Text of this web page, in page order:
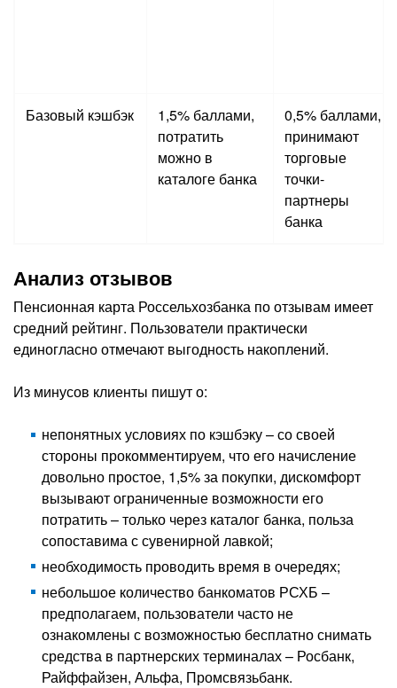
Базовый кэшбэк
1,5% баллами,
потратить
можно в
каталоге банка
0,5% баллами,
принимают
торговые
точки-
партнеры
банка
Анализ отзывов
Пенсионная карта Россельхозбанка по отзывам имеет
средний рейтинг. Пользователи практически
единогласно отмечают выгодность накоплений.
Из минусов клиенты пишут о:
непонятных условиях по кэшбэку – со своей
стороны прокомментируем, что его начисление
довольно простое, 1,5% за покупки, дискомфорт
вызывают ограниченные возможности его
потратить – только через каталог банка, польза
сопоставима с сувенирной лавкой;
необходимость проводить время в очередях;
небольшое количество банкоматов РСХБ –
предполагаем, пользователи часто не
ознакомлены с возможностью бесплатно снимать
средства в партнерских терминалах – Росбанк,
Райффайзен, Альфа, Промсвязьбанк.